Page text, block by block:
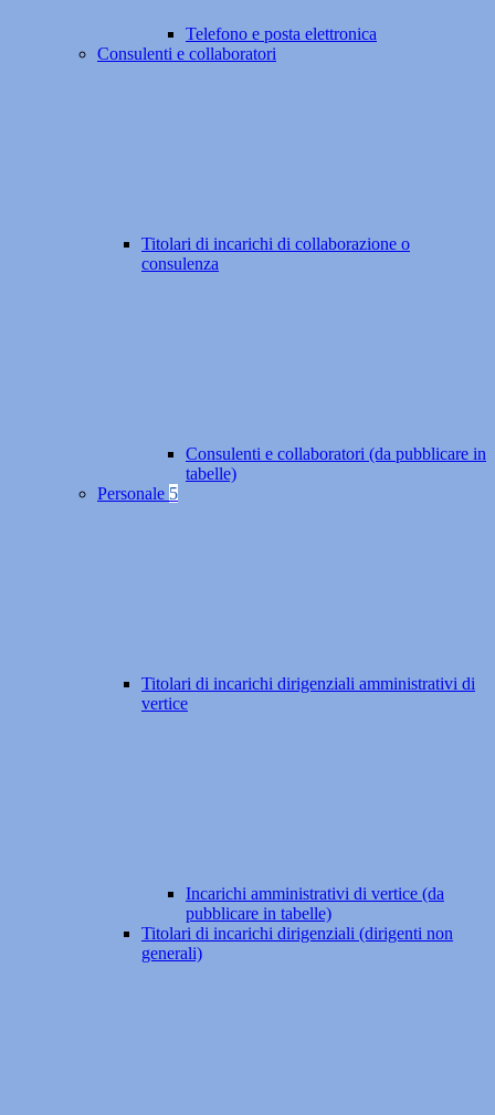
Telefono e posta elettronica
Consulenti e collaboratori
Titolari di incarichi di collaborazione o
consulenza
Consulenti e collaboratori (da pubblicare in
tabelle)
Personale 5
Titolari di incarichi dirigenziali amministrativi di
vertice
Incarichi amministrativi di vertice (da
pubblicare in tabelle)
Titolari di incarichi dirigenziali (dirigenti non
generali)